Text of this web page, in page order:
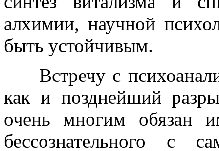
алхимии, научной
быть устойчивым.
Встречу с
как и позднейший
очень многим обязан
бессознательного с